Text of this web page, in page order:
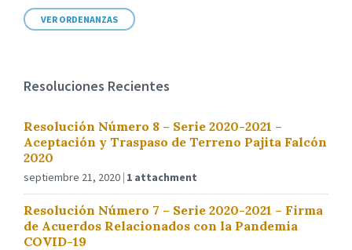
VER ORDENANZAS
Resoluciones Recientes
Resolución Número 8 – Serie 2020-2021 –
Aceptación y Traspaso de Terreno Pajita Falcón
2020
septiembre 21, 2020 1 attachment
Resolución Número 7 – Serie 2020-2021 – Firma
de Acuerdos Relacionados con la Pandemia
COVID-19